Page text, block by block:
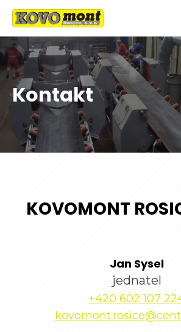
Kontakt
KOVOMONT
Jan Sysel
jednatel
+420 602 107